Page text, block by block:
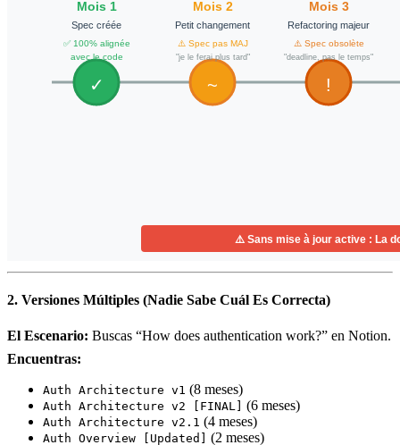
2. Versiones Múltiples (Nadie Sabe Cuál Es Correcta)
El Escenario: Buscas “How does authentication work?” en Notion.
Encuentras:
Auth Architecture v1 (8 meses)
Auth Architecture v2 [FINAL] (6 meses)
Auth Architecture v2.1 (4 meses)
Auth Overview [Updated] (2 meses)